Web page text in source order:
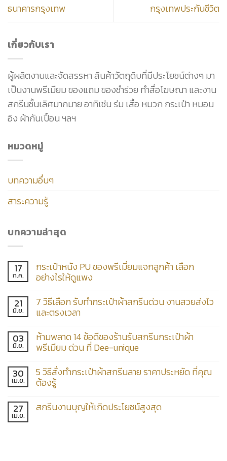
เกี่ยวกับเรา
ผู้ผลิตงานและจัดสรรหา สินค้าวัตถุดิบที่มีประโยชน์ต่างๆ มา
เป็นงานพรีเมียม ของแถม ของชำร่วย ทำสื่อโฆษณา และงาน
สกรีนชั้นเลิศมากมาย อาทิเช่น ร่ม เสื้อ หมวก กระเป๋า หมอน
อิง ผ้ากันเปื้อน ฯลฯ
หมวดหมู่
บทความอื่นๆ
สาระความรู้
บทความล่าสุด
17
ก.ค.
กระเป๋าหนัง PU ของพรีเมี่ยมแจกลูกค้า เลือก
อย่างไรให้ดูแพง
21
มิ.ย.
7 วิธีเลือก รับทำกระเป๋าผ้าสกรีนด่วน งานสวยส่งไว
และตรงเวลา
03
มิ.ย.
ห้ามพลาด 14 ข้อดีของร้านรับสกรีนกระเป๋าผ้า
พรีเมียม ด่วน ที่ Dee-unique
30
เม.ย.
5 วิธีสั่งทำกระเป๋าผ้าสกรีนลาย ราคาประหยัด ที่คุณ
ต้องรู้
27
เม.ย.
สกรีนงานบุญให้เกิดประโยชน์สูงสุด
ธนาคารกรุงเทพ กรุงเทพประกันชีวิต